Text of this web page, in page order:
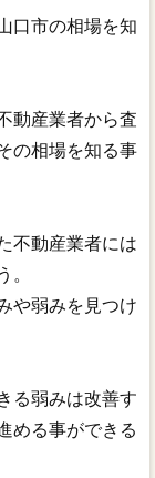
口市の相場を知
動産業者から査
の相場を知る事
不動産業者には
。
や弱みを見つけ
る弱みは改善す
める事ができる